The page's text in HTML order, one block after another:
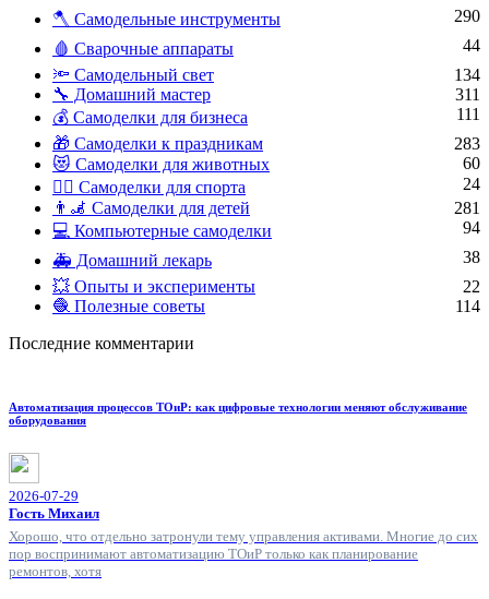
🪓 Самодельные инструменты
290
🩸 Сварочные аппараты
44
🔦 Самодельный свет
134
🔧 Домашний мастер
311
💰 Самоделки для бизнеса
111
🎁 Самоделки к праздникам
283
😻 Самоделки для животных
60
🏋️‍♀️ Самоделки для спорта
24
👨‍🦼 Самоделки для детей
281
💻 Компьютерные самоделки
94
🚑 Домашний лекарь
38
💥 Опыты и эксперименты
22
🧶 Полезные советы
114
Последние комментарии
Автоматизация процессов ТОиР: как цифровые технологии меняют обслуживание
оборудования
2026-07-29
Гость Михаил
Хорошо, что отдельно затронули тему управления активами. Многие до сих
пор воспринимают автоматизацию ТОиР только как планирование
ремонтов, хотя